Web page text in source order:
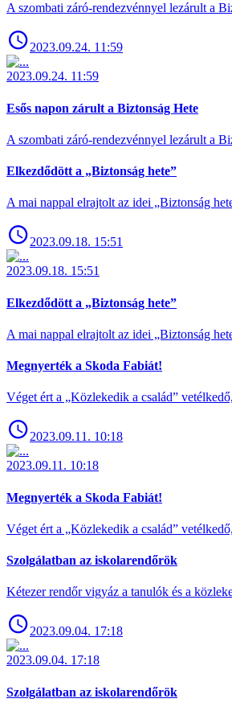
A szombati záró-rendezvénnyel lezárult a
2023.09.24. 11:59
2023.09.24. 11:59
Esős napon zárult a Biztonság Hete
A szombati záró-rendezvénnyel lezárult a
Elkezdődött a „Biztonság hete”
A mai nappal elrajtolt az idei „Biztonság
2023.09.18. 15:51
2023.09.18. 15:51
Elkezdődött a „Biztonság hete”
A mai nappal elrajtolt az idei „Biztonság
Megnyerték a Skoda Fabiát!
Véget ért a „Közlekedik a család”
2023.09.11. 10:18
2023.09.11. 10:18
Megnyerték a Skoda Fabiát!
Véget ért a „Közlekedik a család”
Szolgálatban az iskolarendőrök
Kétezer rendőr vigyáz a tanulók és a
2023.09.04. 17:18
2023.09.04. 17:18
Szolgálatban az iskolarendőrök